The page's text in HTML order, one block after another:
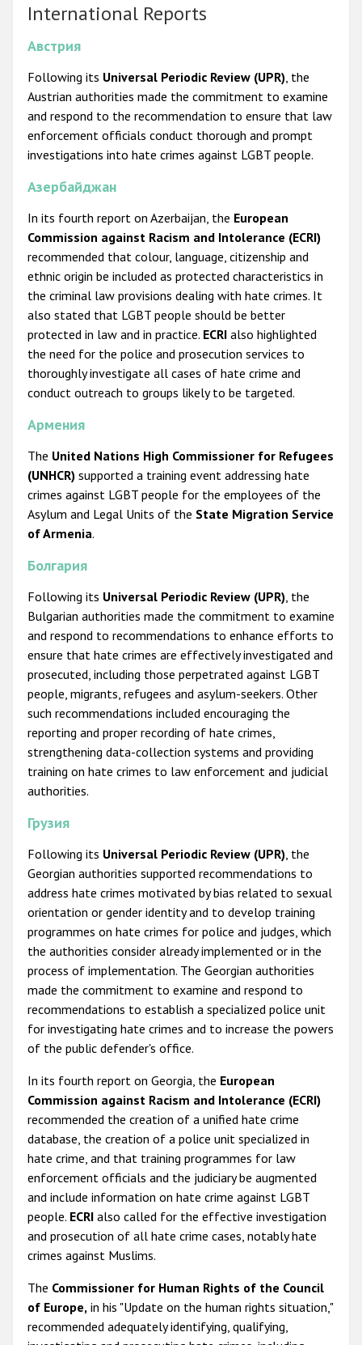
International Reports
Австрия
Following its Universal Periodic Review (UPR), the
Austrian authorities made the commitment to examine
and respond to the recommendation to ensure that law
enforcement officials conduct thorough and prompt
investigations into hate crimes against LGBT people.
Азербайджан
In its fourth report on Azerbaijan, the European
Commission against Racism and Intolerance (ECRI)
recommended that colour, language, citizenship and
ethnic origin be included as protected characteristics in
the criminal law provisions dealing with hate crimes. It
also stated that LGBT people should be better
protected in law and in practice. ECRI also highlighted
the need for the police and prosecution services to
thoroughly investigate all cases of hate crime and
conduct outreach to groups likely to be targeted.
Армения
The United Nations High Commissioner for Refugees
(UNHCR) supported a training event addressing hate
crimes against LGBT people for the employees of the
Asylum and Legal Units of the State Migration Service
of Armenia.
Болгария
Following its Universal Periodic Review (UPR), the
Bulgarian authorities made the commitment to examine
and respond to recommendations to enhance efforts to
ensure that hate crimes are effectively investigated and
prosecuted, including those perpetrated against LGBT
people, migrants, refugees and asylum-seekers. Other
such recommendations included encouraging the
reporting and proper recording of hate crimes,
strengthening data-collection systems and providing
training on hate crimes to law enforcement and judicial
authorities.
Грузия
Following its Universal Periodic Review (UPR), the
Georgian authorities supported recommendations to
address hate crimes motivated by bias related to sexual
orientation or gender identity and to develop training
programmes on hate crimes for police and judges, which
the authorities consider already implemented or in the
process of implementation. The Georgian authorities
made the commitment to examine and respond to
recommendations to establish a specialized police unit
for investigating hate crimes and to increase the powers
of the public defender's office.
In its fourth report on Georgia, the European
Commission against Racism and Intolerance (ECRI)
recommended the creation of a unified hate crime
database, the creation of a police unit specialized in
hate crime, and that training programmes for law
enforcement officials and the judiciary be augmented
and include information on hate crime against LGBT
people. ECRI also called for the effective investigation
and prosecution of all hate crime cases, notably hate
crimes against Muslims.
The Commissioner for Human Rights of the Council
of Europe, in his "Update on the human rights situation,"
recommended adequately identifying, qualifying,